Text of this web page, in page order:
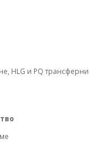
HLG и PQ трансферни